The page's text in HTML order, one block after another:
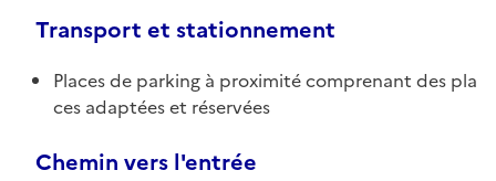
Transport et stationnement
Places de parking à proximité comprenant des pla
ces adaptées et réservées
Chemin vers l'entrée